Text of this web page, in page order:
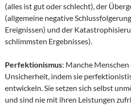
(alles ist gut oder schlecht), der
(allgemeine negative
Ereignissen) und der
schlimmsten Ergebnisses).
Perfektionismus: Manche
Unsicherheit, indem sie
entwickeln. Sie setzen sich selbst
und sind nie mit ihren Leistungen